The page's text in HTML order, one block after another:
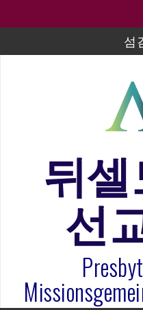
섬
김태
2023년 어
라합
은퇴
20260322 주안에 가
뒤
선